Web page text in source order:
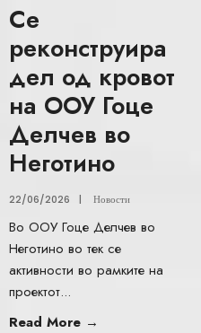
Се
реконструира
дел од кровот
на ООУ Гоце
Делчев во
Неготино
22/06/2026 | Новости
Во ООУ Гоце Делчев во
Неготино во тек се
активности во рамките на
проектот...
Read More →